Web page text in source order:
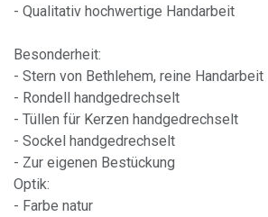
- Qualitativ hochwertige Handarbeit
Besonderheit:
- Stern von Bethlehem, reine Handarbeit
- Rondell handgedrechselt
- Tüllen für Kerzen handgedrechselt
- Sockel handgedrechselt
- Zur eigenen Bestückung
Optik:
- Farbe natur